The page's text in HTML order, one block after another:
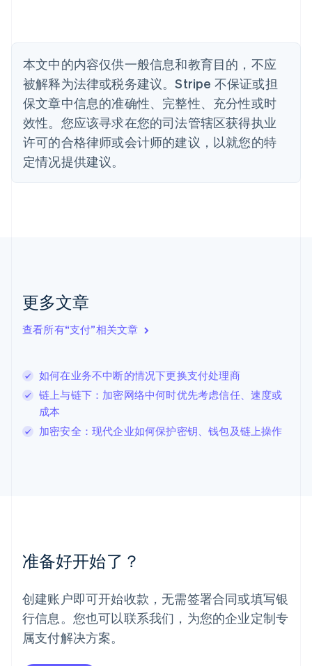
本文中的内容仅供一般信息和教育目的，不应
被解释为法律或税务建议。Stripe 不保证或担
保文章中信息的准确性、完整性、充分性或时
效性。您应该寻求在您的司法管辖区获得执业
许可的合格律师或会计师的建议，以就您的特
定情况提供建议。
更多文章
查看所有“支付”相关文章
如何在业务不中断的情况下更换支付处理商
链上与链下：加密网络中何时优先考虑信任、速度或
成本
加密安全：现代企业如何保护密钥、钱包及链上操作
准备好开始了？
创建账户即可开始收款，无需签署合同或填写银
行信息。您也可以联系我们，为您的企业定制专
属支付解决方案。
English
丹麦
English
德国
DeutschEnglish
法国
FrançaisEnglish
芬兰
EnglishSvenska
English Italiano
拉脱维亚
立陶宛
Deutsch English
卢森堡
FrançaisDeutsch English
罗马尼亚
English
挪威
葡萄牙
Português English
日本
日本語English
瑞典